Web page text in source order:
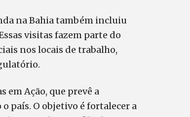
na Bahia também incluiu
visitas fazem parte do
nos locais de trabalho,
Ação, que prevê a
país. O objetivo é fortalecer a